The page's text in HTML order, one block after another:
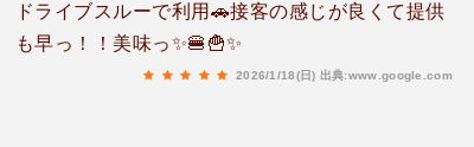
ドライブスルーで利用🚗接客の感じが良くて提供
も早っ！！美味っ✨️🍔🍟✨️
2026/1/18(日) 出典:www.google.com